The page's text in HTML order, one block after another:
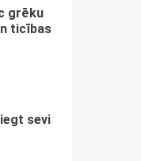
grēku
ticības
sevi